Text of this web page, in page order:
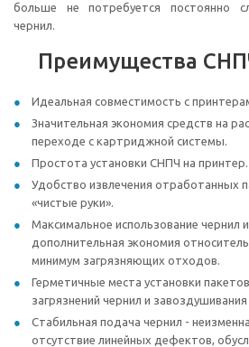
больше не потребуется постоянно
чернил.
Преимущества
Идеальная совместимость с
Значительная экономия средств на
переходе с картриджной системы.
Простота установки СНПЧ на принтер.
Удобство извлечения отработанных
«чистые руки».
Максимальное использование чернил
дополнительная экономия
минимум загрязняющих отходов.
Герметичные места установки
загрязнений чернил и
Стабильная подача чернил -
отсутствие линейных дефектов,